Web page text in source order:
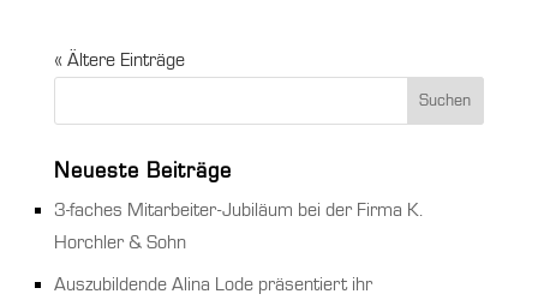
« Ältere Einträge
Neueste Beiträge
3-faches Mitarbeiter-Jubiläum bei der Firma K.
Horchler & Sohn
Auszubildende Alina Lode präsentiert ihr